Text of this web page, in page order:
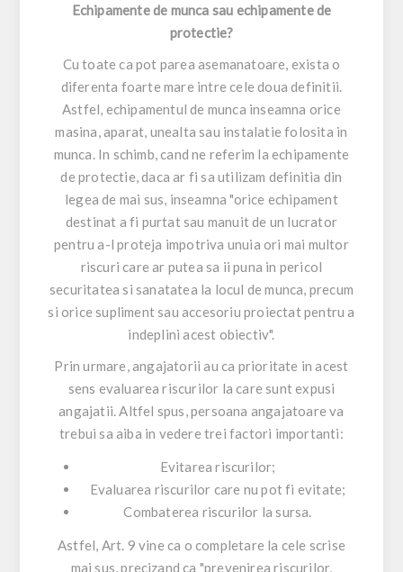
Echipamente de munca sau echipamente de
protectie?
Cu toate ca pot parea asemanatoare, exista o
diferenta foarte mare intre cele doua definitii.
Astfel, echipamentul de munca inseamna orice
masina, aparat, unealta sau instalatie folosita in
munca. In schimb, cand ne referim la echipamente
de protectie, daca ar fi sa utilizam definitia din
legea de mai sus, inseamna "orice echipament
destinat a fi purtat sau manuit de un lucrator
pentru a-l proteja impotriva unuia ori mai multor
riscuri care ar putea sa ii puna in pericol
securitatea si sanatatea la locul de munca, precum
si orice supliment sau accesoriu proiectat pentru a
indeplini acest obiectiv".
Prin urmare, angajatorii au ca prioritate in acest
sens evaluarea riscurilor la care sunt expusi
angajatii. Altfel spus, persoana angajatoare va
trebui sa aiba in vedere trei factori importanti:
Evitarea riscurilor;
Evaluarea riscurilor care nu pot fi evitate;
Combaterea riscurilor la sursa.
Astfel, Art. 9 vine ca o completare la cele scrise
mai sus, precizand ca "prevenirea riscurilor,